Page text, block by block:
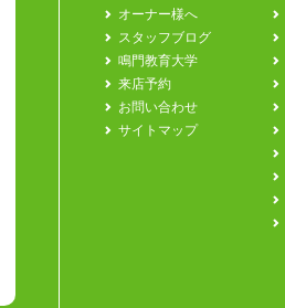
オーナー様へ
スタッフブログ
鳴門教育大学
来店予約
お問い合わせ
サイトマップ